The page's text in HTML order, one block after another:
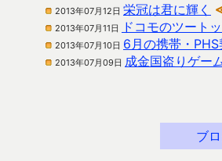
2013年07月12日 栄冠は君に輝く
2013年07月11日 ドコモのツート
2013年07月10日 6月の携帯・PHS
2013年07月09日 成金国盗りゲー
ブ